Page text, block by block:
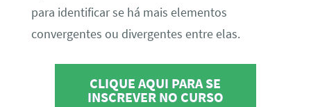
para identificar se há mais elementos
convergentes ou divergentes entre elas.
CLIQUE AQUI PARA SE
INSCREVER NO CURSO